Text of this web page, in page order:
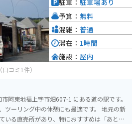
（口コミ1件）
阿東地福上字市畑607-1 にある道の駅です。
リング中の休憩にも最適です。 地元の新
いる直売所があり、特におすすめは「あとう
駐車： 駐車場あり
予算： 無料
混雑： 普通
滞在： 1時間
施設： 屋内